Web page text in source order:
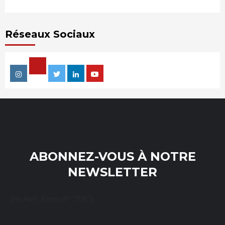
Réseaux Sociaux
Instagram
Facebook
TwitterLinkedin
ABONNEZ-VOUS À NOTRE
NEWSLETTER